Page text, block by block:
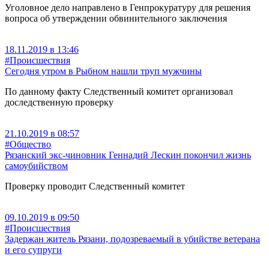
Уголовное дело направлено в Генпрокуратуру для решения
вопроса об утверждении обвинительного заключения
18.11.2019 в 13:46
#Происшествия
Сегодня утром в Рыбном нашли труп мужчины
По данному факту Следственный комитет организовал
доследственную проверку
21.10.2019 в 08:57
#Общество
Рязанский экс-чиновник Геннадий Лескин покончил жизнь
самоубийством
Проверку проводит Следственный комитет
09.10.2019 в 09:50
#Происшествия
Задержан житель Рязани, подозреваемый в убийстве ветерана
и его супруги